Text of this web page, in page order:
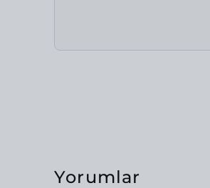
Yorumlar